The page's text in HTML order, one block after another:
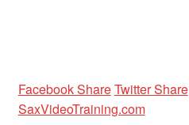
Facebook ShareTwitter Share
SaxVideoTraining.com